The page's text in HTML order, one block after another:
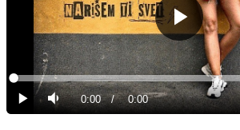
Predvajaj
Tiho Current
0:00 / Duration
0:00
Loaded:
0%